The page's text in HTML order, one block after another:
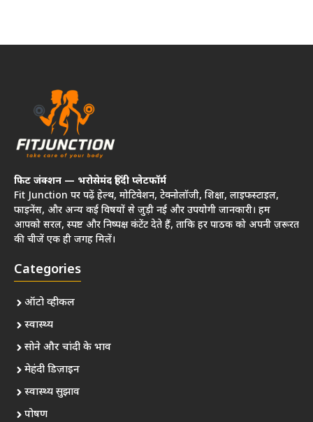
फिट जंक्शन — भरोसेमंद हिंदी प्लेटफॉर्म
Fit Junction पर पढ़ें हेल्थ, मोटिवेशन, टेक्नोलॉजी, शिक्षा, लाइफस्टाइल,
फाइनेंस, और अन्य कई विषयों से जुड़ी नई और उपयोगी जानकारी। हम
आपको सरल, स्पष्ट और निष्पक्ष कंटेंट देते हैं, ताकि हर पाठक को अपनी ज़रूरत
की चीजें एक ही जगह मिलें।
Categories
ऑटो व्हीकल
स्वास्थ्य
सोने और चांदी के भाव
मेहंदी डिज़ाइन
स्वास्थ्य सुझाव
पोषण